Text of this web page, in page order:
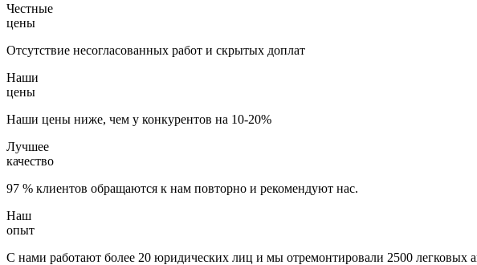
Честные
цены
Отсутствие несогласованных работ и скрытых доплат
Наши
цены
Наши цены ниже, чем у конкурентов на 10-20%
Лучшее
качество
97 % клиентов обращаются к нам повторно и рекомендуют нас.
Наш
опыт
С нами работают более 20 юридических лиц и мы отремонтировали 2500 легковых